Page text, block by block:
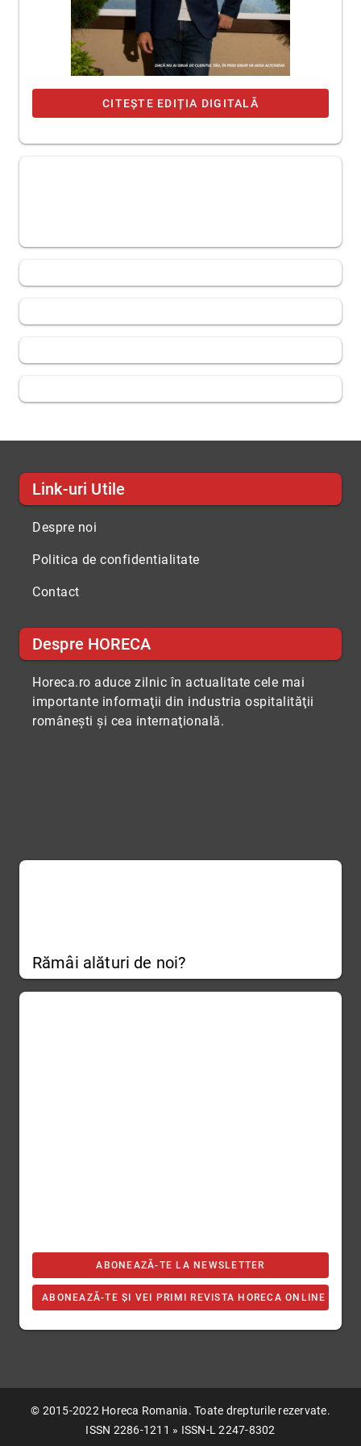
CITEȘTE EDIȚIA DIGITALĂ
Link-uri Utile
Despre noi
Politica de confidentialitate
Contact
Despre HORECA
Horeca.ro aduce zilnic în actualitate cele mai
importante informaţii din industria ospitalităţii
româneşti şi cea internaţională.
Rămâi alături de noi?
ABONEAZĂ-TE LA NEWSLETTER
ABONEAZĂ-TE ȘI VEI PRIMI REVISTA HORECA ONLINE
© 2015-2022 Horeca Romania. Toate drepturile rezervate.
ISSN 2286-1211 » ISSN-L 2247-8302